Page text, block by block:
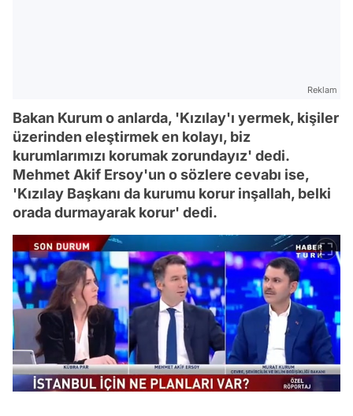
Reklam
Bakan Kurum o anlarda, 'Kızılay'ı yermek, kişiler
üzerinden eleştirmek en kolayı, biz
kurumlarımızı korumak zorundayız' dedi.
Mehmet Akif Ersoy'un o sözlere cevabı ise,
'Kızılay Başkanı da kurumu korur inşallah, belki
orada durmayarak korur' dedi.